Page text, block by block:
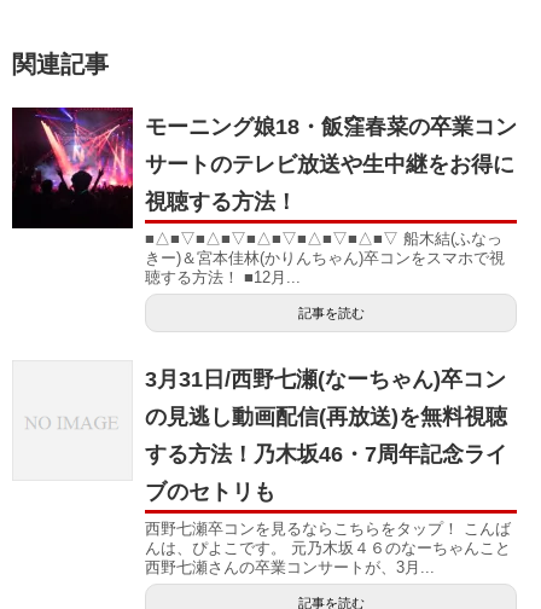
関連記事
モーニング娘18・飯窪春菜の卒業コン
サートのテレビ放送や生中継をお得に
視聴する方法！
■△■▽■△■▽■△■▽■△■▽■△■▽ 船木結(ふなっ
きー)＆宮本佳林(かりんちゃん)卒コンをスマホで視
聴する方法！ ■12月...
記事を読む
3月31日/西野七瀬(なーちゃん)卒コン
の見逃し動画配信(再放送)を無料視聴
する方法！乃木坂46・7周年記念ライ
ブのセトリも
西野七瀬卒コンを見るならこちらをタップ！ こんば
んは、ぴよこです。 元乃木坂４６のなーちゃんこと
西野七瀬さんの卒業コンサートが、3月...
記事を読む